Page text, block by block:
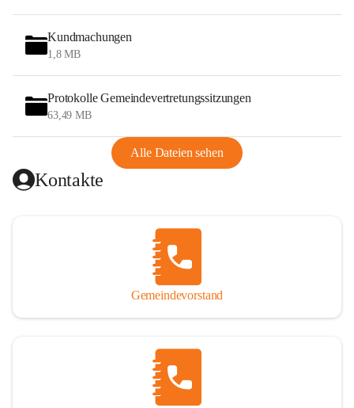
Kundmachungen
1,8 MB
Protokolle Gemeindevertretungssitzungen
63,49 MB
Alle Dateien sehen
Kontakte
Gemeindevorstand